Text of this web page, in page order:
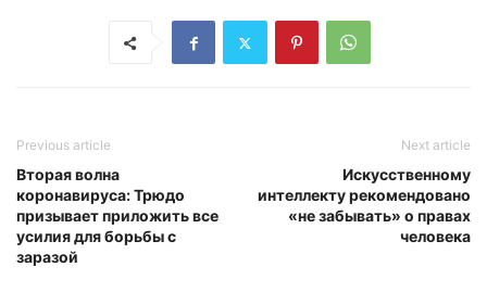
Previous article
Вторая волна
коронавируса: Трюдо
призывает приложить все
усилия для борьбы с
заразой
Next article
Искусственному
интеллекту рекомендовано
«не забывать» о правах
человека